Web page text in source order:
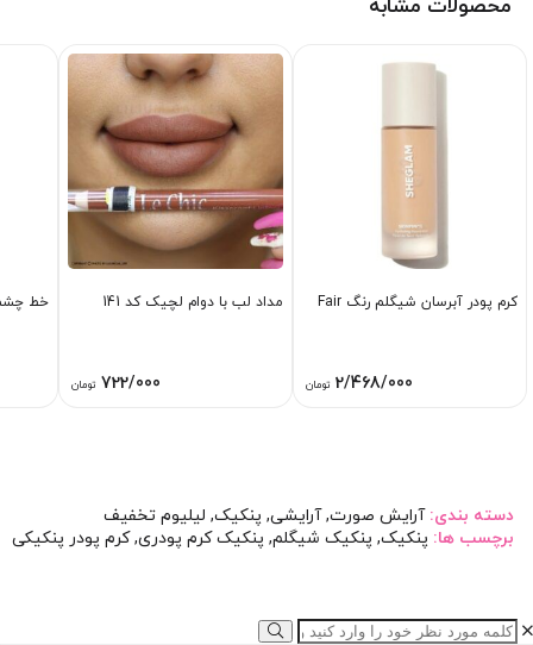
محصولات مشابه
کرم پودر آبرسان شیگلم رنگ Fair
2/468/000 تومان
مداد لب با دوام لچیک کد 141
722/000 تومان
خط
دسته بندی:آرایش صورت,آرایشی, پنکیک, لیلیوم تخفیف
برچسب ها: پنکیک, پنکیک شیگلم, پنکیک کرم پودری,کرم پودر پنکیکی